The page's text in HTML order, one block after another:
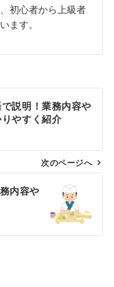
初心者から上級者
ます。
説明！業務内容や
やすく紹介
次のページへ
内容や